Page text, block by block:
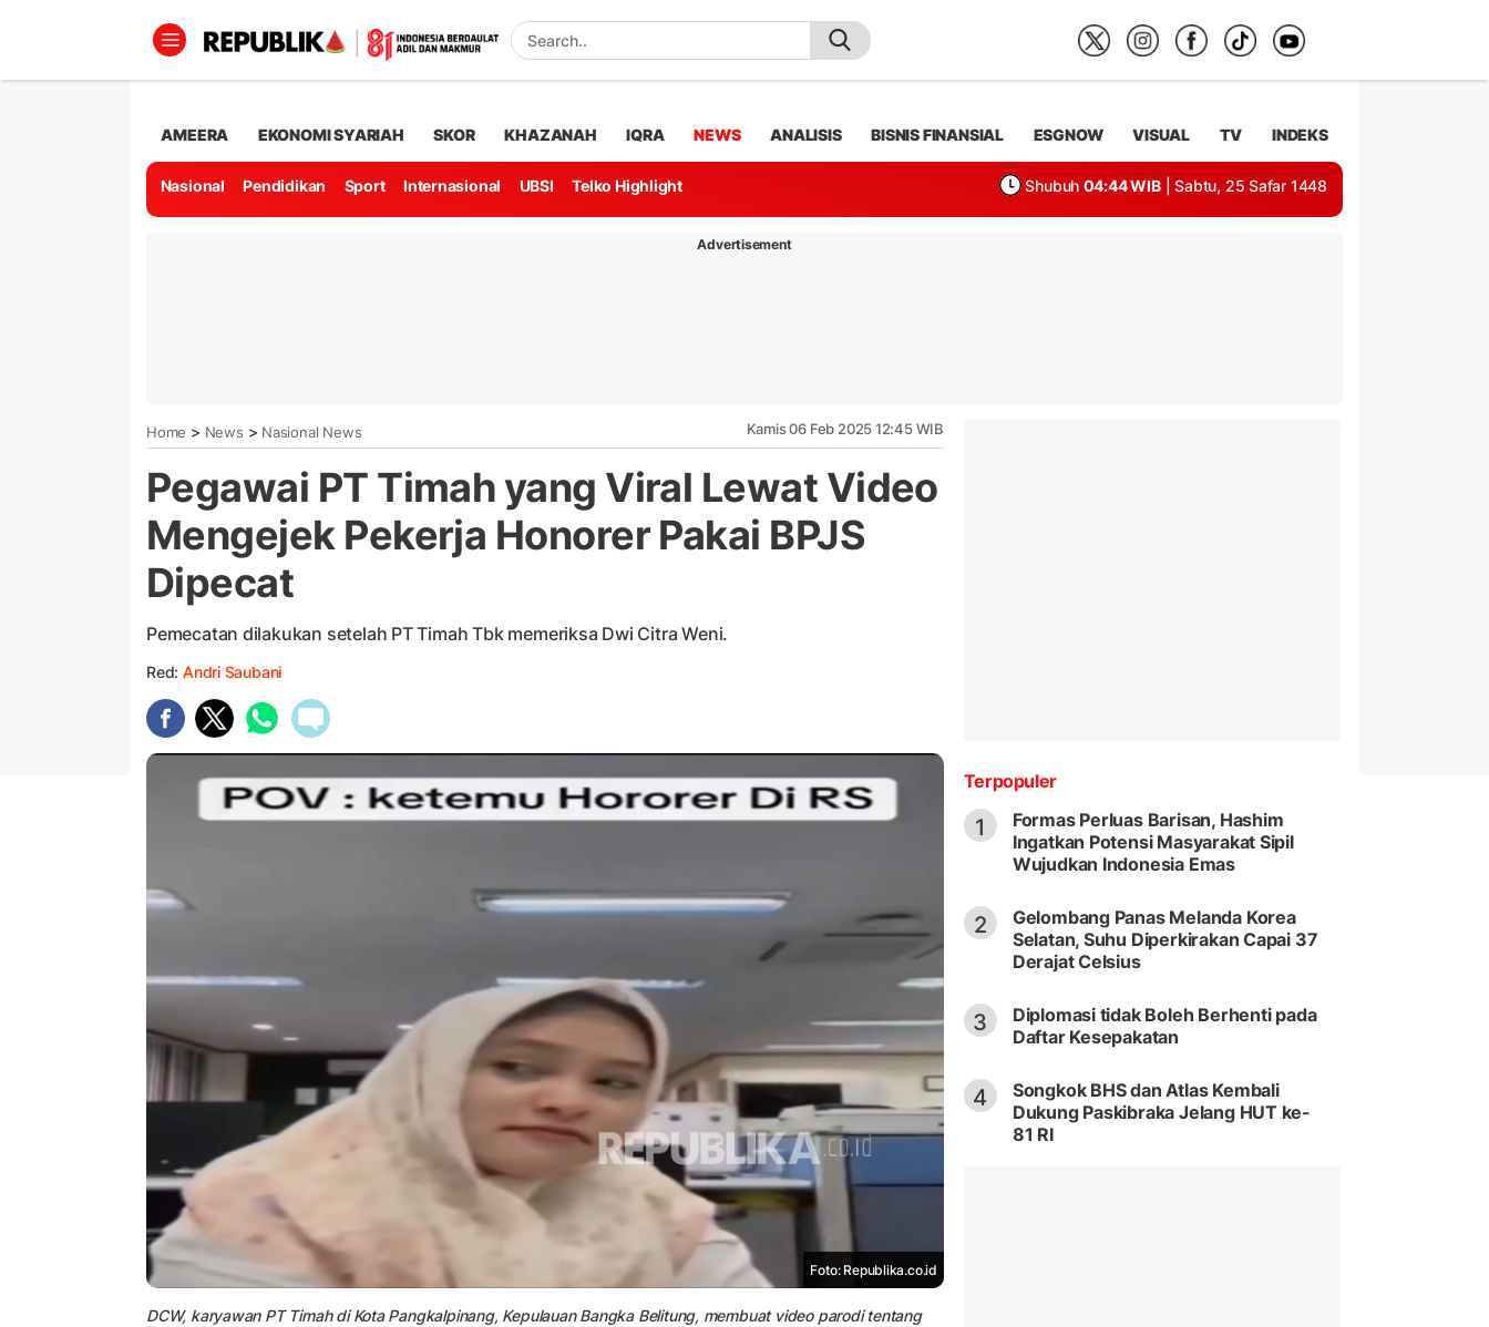
AMEERA EKONOMI SYARIAH SKOR KHAZANAH IQRA NEWS ANALISIS BISNIS FINANSIAL ESGNOW VISUAL TV INDEKS
Nasional Pendidikan Sport Internasional UBSI Telko Highlight Shubuh 04:44 WIB | Sabtu, 25 Safar 1448
Advertisement
Home > News > Nasional News Kamis 06 Feb 2025 12:45 WIB
Pegawai PT Timah yang Viral Lewat Video
Mengejek Pekerja Honorer Pakai BPJS
Dipecat
Pemecatan dilakukan setelah PT Timah Tbk memeriksa Dwi Citra Weni.
Red: Andri Saubani
Foto: Republika.co.id
DCW, karyawan PT Timah di Kota Pangkalpinang, Kepulauan Bangka Belitung, membuat video parodi tentang
Terpopuler
1
Formas Perluas Barisan, Hashim
Ingatkan Potensi Masyarakat Sipil
Wujudkan Indonesia Emas
2
Gelombang Panas Melanda Korea
Selatan, Suhu Diperkirakan Capai 37
Derajat Celsius
3
Diplomasi tidak Boleh Berhenti pada
Daftar Kesepakatan
4
Songkok BHS dan Atlas Kembali
Dukung Paskibraka Jelang HUT ke-
81 RI